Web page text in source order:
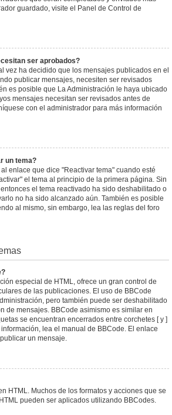
guardado, visite el Panel de Control de
ser aprobados?
vez ha decidido que los mensajes publicados en el
publicar mensajes, necesiten ser revisados
es posible que La Administración le haya ubicado
mensajes necesitan ser revisados antes de
con el administrador para más información
un tema?
enlace que dice "Reactivar tema" cuando esté
el tema al principio de la primera página. Sin
el tema reactivado ha sido deshabilitado o
no ha sido alcanzado aún. También es posible
al mismo, sin embargo, lea las reglas del foro
especial de HTML, ofrece un gran control de
de las publicaciones. El uso de BBCode
pero también puede ser deshabilitado
de mensajes. BBCode asimismo es similar en
se encuentran encerrados entre corchetes [ y ]
lea el manual de BBCode. El enlace
un mensaje.
HTML. Muchos de los formatos y acciones que se
pueden ser aplicados utilizando BBCodes.